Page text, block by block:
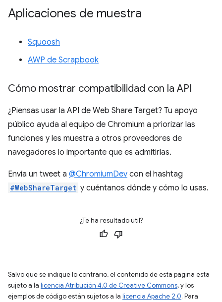
Aplicaciones de muestra
Squoosh
AWP de Scrapbook
Cómo mostrar compatibilidad con la API
¿Piensas usar la API de Web Share Target? Tu apoyo
público ayuda al equipo de Chromium a priorizar las
funciones y les muestra a otros proveedores de
navegadores lo importante que es admitirlas.
Envía un tweet a @ChromiumDev con el hashtag
#WebShareTarget y cuéntanos dónde y cómo lo usas.
¿Te ha resultado útil?
Salvo que se indique lo contrario, el contenido de esta página está
sujeto a la licencia Atribución 4.0 de Creative Commons, y los
ejemplos de código están sujetos a la licencia Apache 2.0. Para